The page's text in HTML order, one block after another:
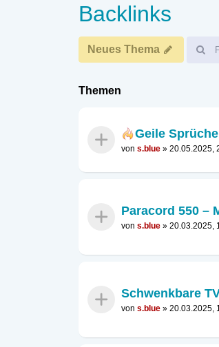
Backlinks
Neues Thema
Themen
Geile
von s.blue » 20.05.2025,
Paracord 550 –
von s.blue » 20.03.2025,
Schwenkbare
von s.blue » 20.03.2025,